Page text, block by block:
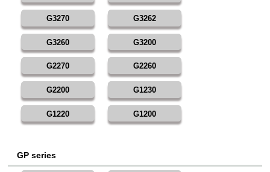
G3270 G3262
G3260 G3200
G2270 G2260
G2200 G1230
G1220 G1200
GP series